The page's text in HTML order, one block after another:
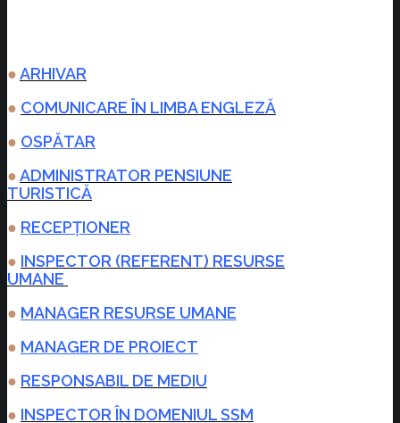
●ARHIVAR
● COMUNICARE ÎN LIMBA ENGLEZĂ
● OSPĂTAR
●ADMINISTRATOR PENSIUNE
TURISTICĂ
● RECEPȚIONER
● INSPECTOR (REFERENT) RESURSE
UMANE
● MANAGER RESURSE UMANE
● MANAGER DE PROIECT
● RESPONSABIL DE MEDIU
● INSPECTOR ÎN DOMENIUL SSM